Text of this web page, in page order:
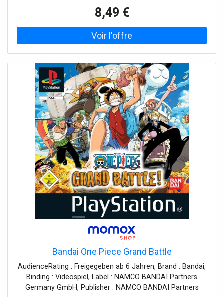
Bandai Namco Games Germany GmbH, medium :
Videospiel, 0 : Playstation 3, 0 : PlayStation 3, releaseDate :
2014-06-27
8,49 €
Bandai One Piece Grand Battle
AudienceRating : Freigegeben ab 6 Jahren, Brand : Bandai,
Binding : Videospiel, Label : NAMCO BANDAI Partners
Germany GmbH, Publisher : NAMCO BANDAI Partners